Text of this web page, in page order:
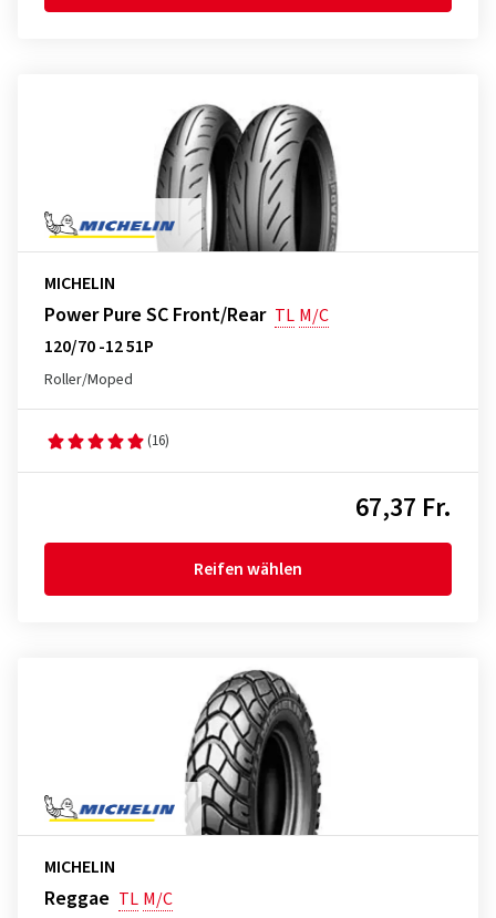
MICHELIN
Power Pure SC Front/Rear TL M/C
120/70 -12 51P
Roller/Moped
(16)
67,37 Fr.
Reifen wählen
MICHELIN
Reggae TL M/C